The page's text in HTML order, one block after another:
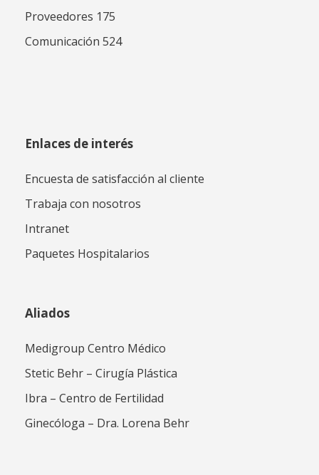
Proveedores 175
Comunicación 524
Enlaces de interés
Encuesta de satisfacción al cliente
Trabaja con nosotros
Intranet
Paquetes Hospitalarios
Aliados
Medigroup Centro Médico
Stetic Behr – Cirugía Plástica
Ibra – Centro de Fertilidad
Ginecóloga – Dra. Lorena Behr